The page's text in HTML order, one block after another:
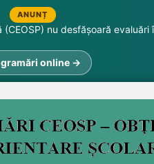
ANUNȚ
nu desfășoară
online →